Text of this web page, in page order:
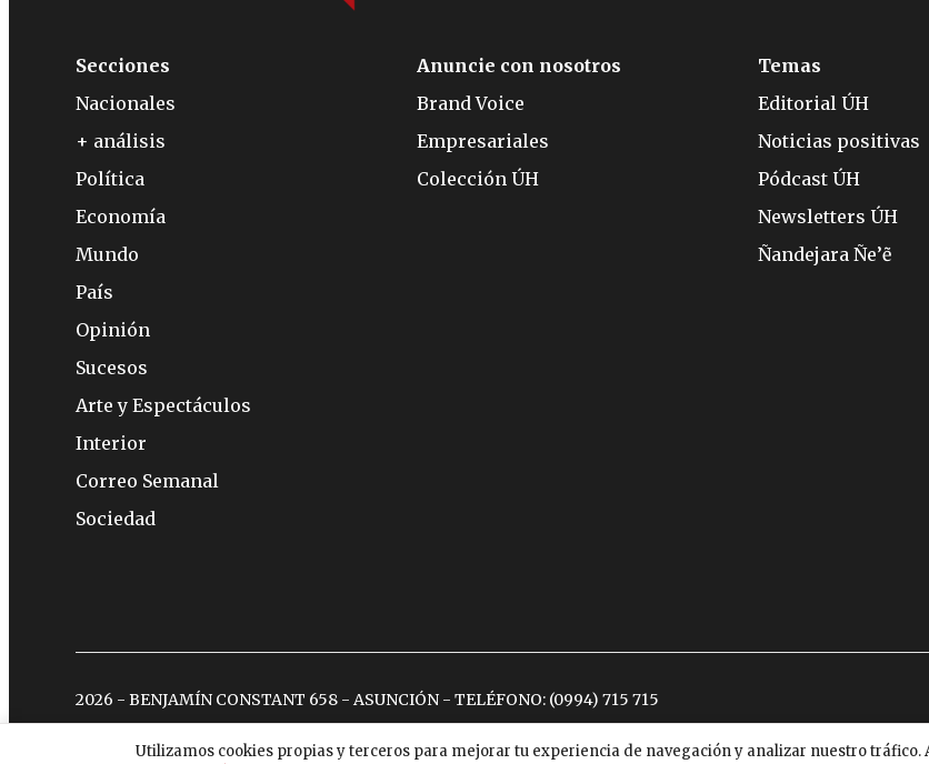
Utilizamos cookies propias y terceros para mejorar tu experiencia de navegación y analizar nuestro tráfico.
Secciones
Nacionales
+ análisis
Política
Economía
Mundo
País
Opinión
Sucesos
Arte y Espectáculos
Interior
Correo Semanal
Sociedad
Anuncie con nosotros
Brand Voice
Empresariales
Colección ÚH
Temas
Editorial ÚH
Noticias positivas
Pódcast ÚH
Newsletters ÚH
Ñandejara Ñe’ẽ
2026 - BENJAMÍN CONSTANT 658 - ASUNCIÓN - TELÉFONO: (0994) 715 715